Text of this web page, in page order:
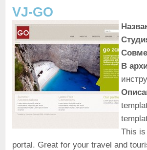
VJ-GO
В
This is
portal. Great for your travel and